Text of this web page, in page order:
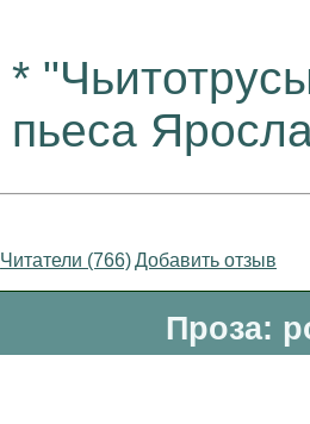
*
пьеса
Читатели (766)Добавить отзыв
Проза: